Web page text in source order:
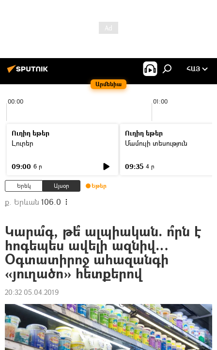
Արմենիա
ՀԱՅ
00:00 01:00
Ուղիղ եթեր
Լուրեր
09:00 6 ր
Ուղիղ եթեր
Մամուլի տեսություն
09:35 4 ր
Երեկ Այսօր Եթեր
ք. Երևան 106.0
Կարա՞գ, թե՞ ալպիական. ո՞րն է
հոգեպես ավելի ազնիվ…
Օգտատիրոջ ահազանգի
«յուղածո» հետքերով
20:32 05.04.2019